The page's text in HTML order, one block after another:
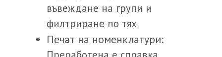
въвеждане на групи и
филтриране по тях
Печат на номенклатури: